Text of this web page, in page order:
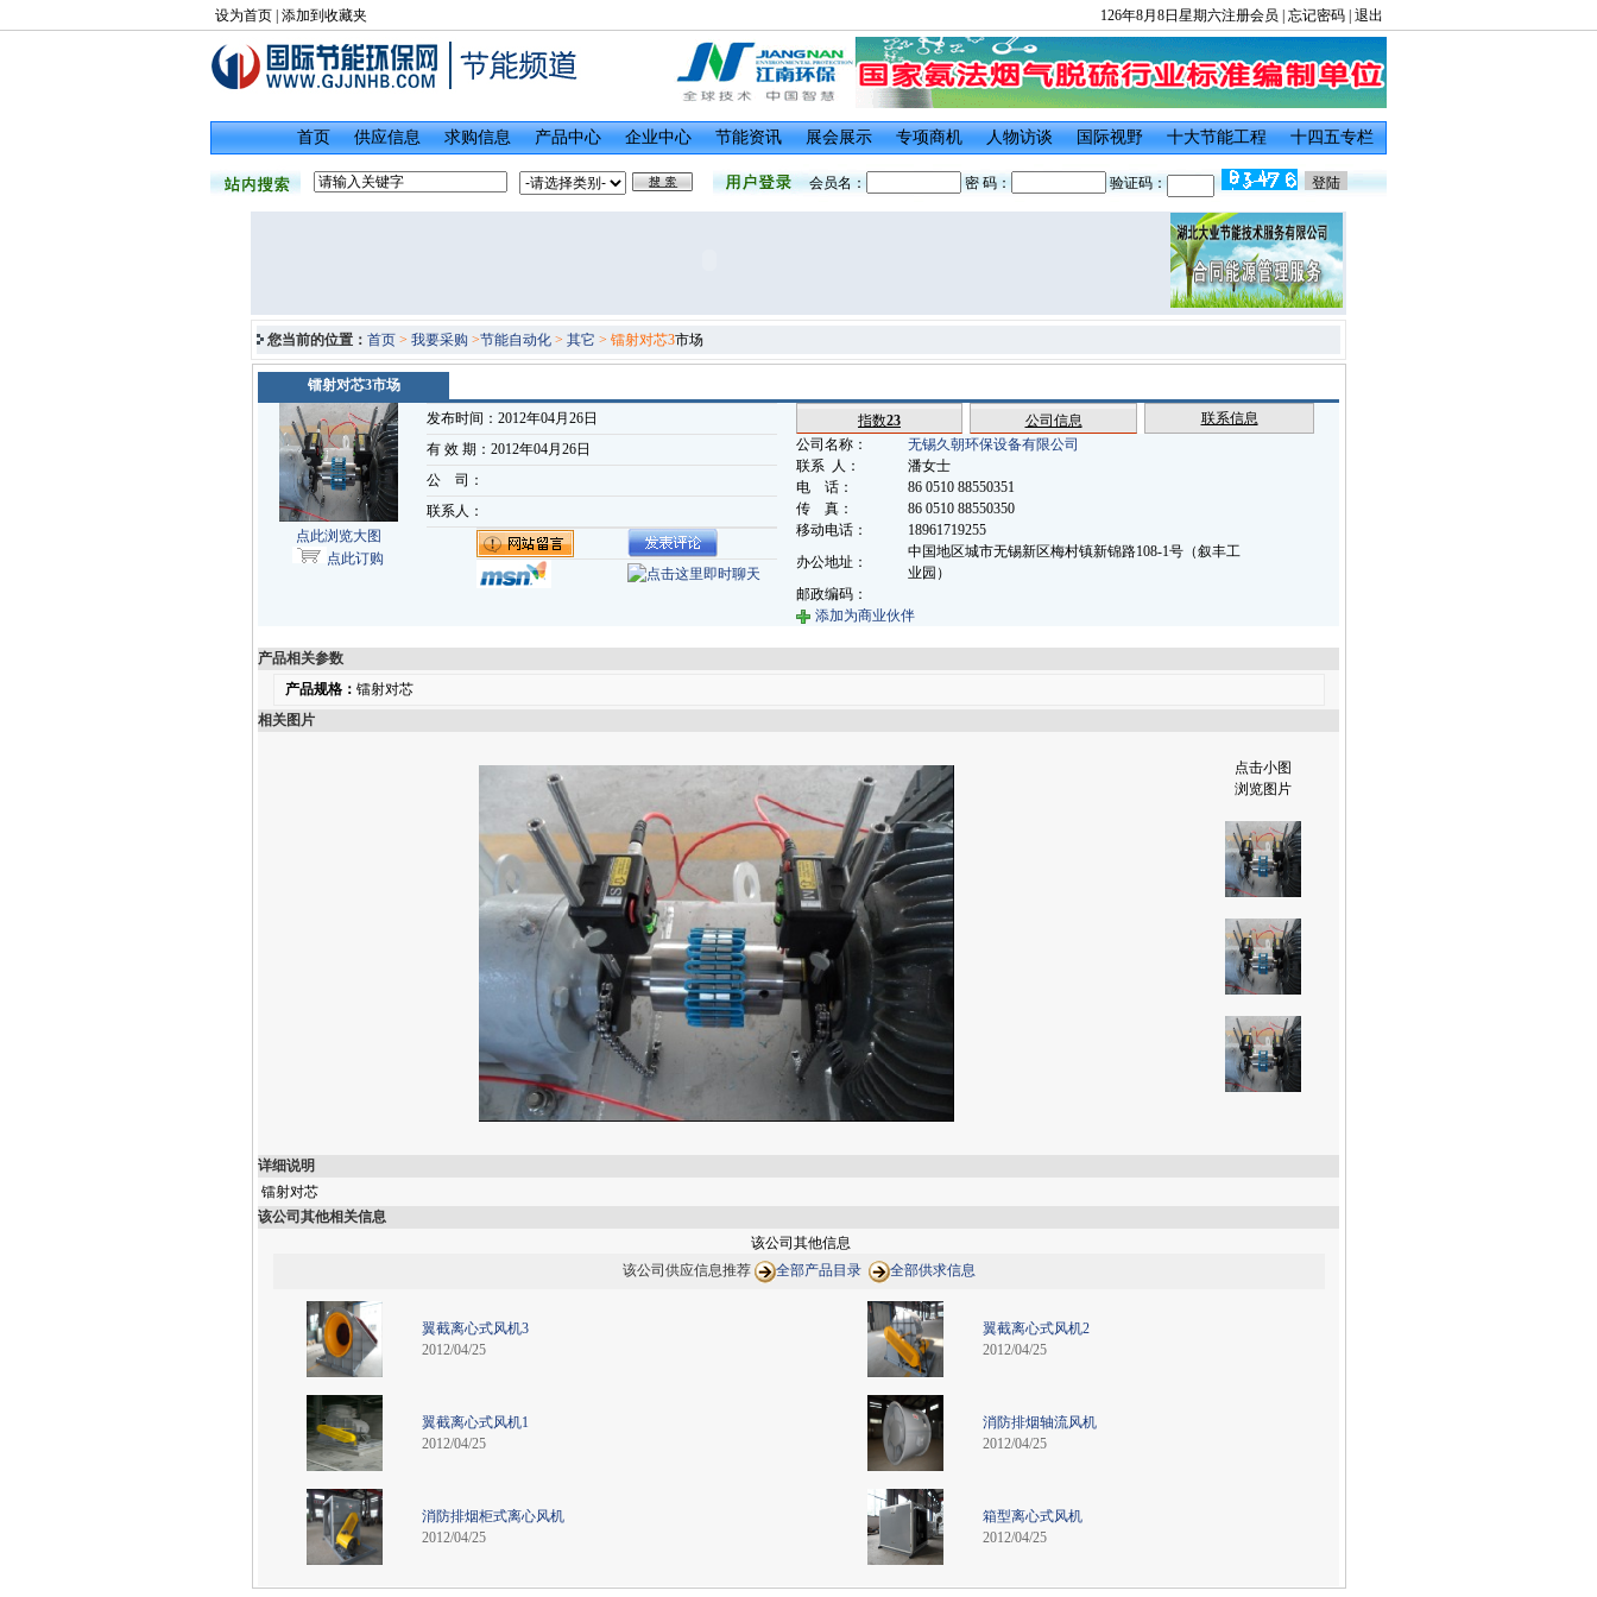
设为首页| 添加到收藏夹 126年8月8日星期六注册会员 忘记密码| 退出
首页 供应信息 求购信息 产品中心 企业中心 节能资讯 展会展示 专项商机 人物访谈 国际视野 十大节能工程 十四五专栏
会员名： 密 码： 验证码：
您当前的位置： 首页 > 我要采购 >节能自动化 > 其它 > 镭射对芯3市场
镭射对芯3市场
点此浏览大图
点此订购
发布时间：2012年04月26日
有 效 期：2012年04月26日
公 司：
联系人：
指数23 公司信息
联系信息
公司名称：
无锡久朝环保设备有限公司
联系 人：
潘女士
电 话：
86 0510 88550351
传 真：
86 0510 88550350
移动电话：
18961719255
办公地址：
中国地区城市无锡新区梅村镇新锦路108-1号（叙丰工
业园）
邮政编码：
添加为商业伙伴
产品相关参数
产品规格： 镭射对芯
相关图片
点击小图
浏览图片
详细说明
镭射对芯
该公司其他相关信息
该公司其他信息
该公司供应信息推荐
全部产品目录 全部供求信息
翼截离心式风机3
2012/04/25
翼截离心式风机2
2012/04/25
翼截离心式风机1
2012/04/25
消防排烟轴流风机
2012/04/25
消防排烟柜式离心风机
2012/04/25
箱型离心式风机
2012/04/25